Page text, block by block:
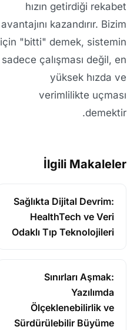
hızın getirdiği rekabet
avantajını kazandırır. Bizim
için "bitti" demek, sistemin
sadece çalışması değil, en
yüksek hızda ve
verimlilikte uçması
demektir.
İlgili Makaleler
Sağlıkta Dijital Devrim:
HealthTech ve Veri
Odaklı Tıp Teknolojileri
Sınırları Aşmak:
Yazılımda
Ölçeklenebilirlik ve
Sürdürülebilir Büyüme